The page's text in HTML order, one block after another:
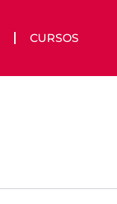
CURSOS